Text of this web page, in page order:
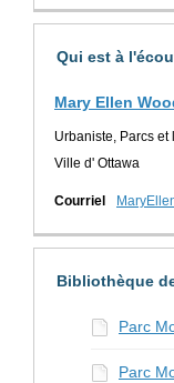
Qui est à
Mary Ellen
Urbaniste, Parcs et
Ville d' Ottawa
Courriel
Bibliothèque
Parc
Parc